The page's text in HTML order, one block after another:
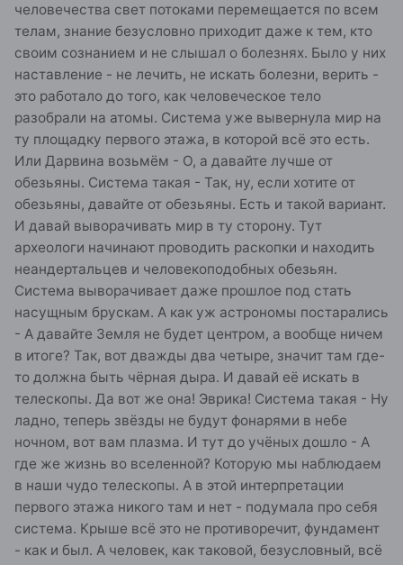
человечества свет потоками перемещается по всем
телам, знание безусловно приходит даже к тем, кто
своим сознанием и не слышал о болезнях. Было у них
наставление - не лечить, не искать болезни, верить -
это работало до того, как человеческое тело
разобрали на атомы. Система уже вывернула мир на
ту площадку первого этажа, в которой всё это есть.
Или Дарвина возьмём - О, а давайте лучше от
обезьяны. Система такая - Так, ну, если хотите от
обезьяны, давайте от обезьяны. Есть и такой вариант.
И давай выворачивать мир в ту сторону. Тут
археологи начинают проводить раскопки и находить
неандертальцев и человекоподобных обезьян.
Система выворачивает даже прошлое под стать
насущным брускам. А как уж астрономы постарались
- А давайте Земля не будет центром, а вообще ничем
в итоге? Так, вот дважды два четыре, значит там где-
то должна быть чёрная дыра. И давай её искать в
телескопы. Да вот же она! Эврика! Система такая - Ну
ладно, теперь звёзды не будут фонарями в небе
ночном, вот вам плазма. И тут до учёных дошло - А
где же жизнь во вселенной? Которую мы наблюдаем
в наши чудо телескопы. А в этой интерпретации
первого этажа никого там и нет - подумала про себя
система. Крыше всё это не противоречит, фундамент
- как и был. А человек, как таковой, безусловный, всё